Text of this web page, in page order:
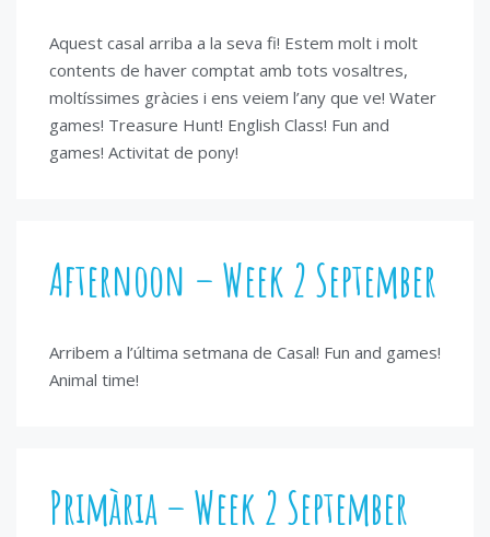
Aquest casal arriba a la seva fi! Estem molt i molt
contents de haver comptat amb tots vosaltres,
moltíssimes gràcies i ens veiem l’any que ve! Water
games! Treasure Hunt! English Class! Fun and
games! Activitat de pony!
Afternoon – Week 2 September
Arribem a l’última setmana de Casal! Fun and games!
Animal time!
Primària – Week 2 September